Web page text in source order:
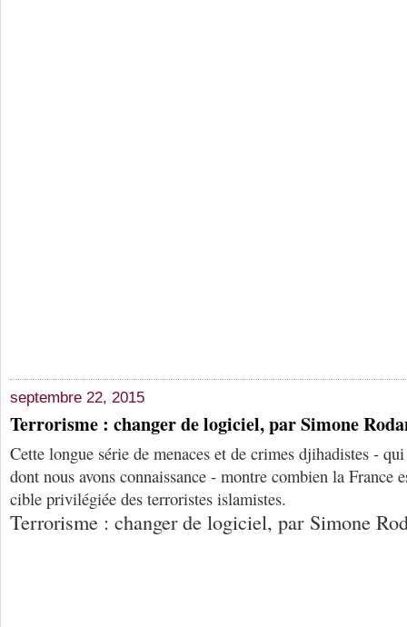
septembre 22, 2015
Terrorisme : changer de logiciel, par Simone
Cette longue série de menaces et de crimes djihadistes -
dont nous avons connaissance - montre combien la France
cible privilégiée des terroristes islamistes.
Terrorisme : changer de logiciel, par Simone